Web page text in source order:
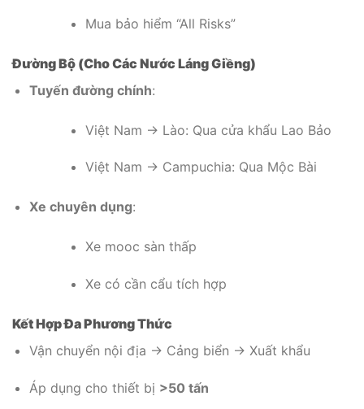
Mua bảo hiểm “All Risks”
Đường Bộ (Cho Các Nước Láng Giềng)
Tuyến đường chính:
Việt Nam → Lào: Qua cửa khẩu Lao Bảo
Việt Nam → Campuchia: Qua Mộc Bài
Xe chuyên dụng:
Xe mooc sàn thấp
Xe có cần cẩu tích hợp
Kết Hợp Đa Phương Thức
Vận chuyển nội địa → Cảng biển → Xuất khẩu
Áp dụng cho thiết bị >50 tấn